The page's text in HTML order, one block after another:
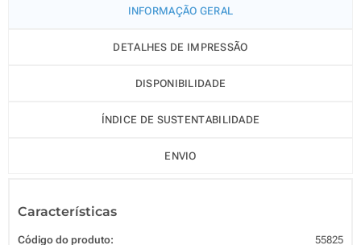
INFORMAÇÃO GERAL
DETALHES DE IMPRESSÃO
DISPONIBILIDADE
ÍNDICE DE SUSTENTABILIDADE
ENVIO
Características
Código do produto: 55825